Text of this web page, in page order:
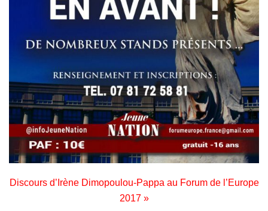
Discours d’Irène Dimopoulou-Pappa au Forum de l’Europe
2017 »